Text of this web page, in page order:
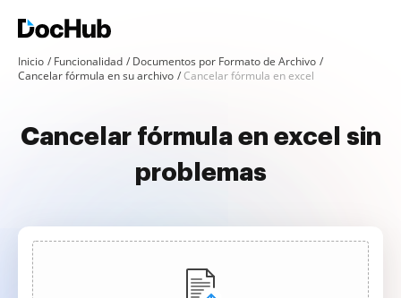
Inicio Funcionalidad
Documentos por Formato de Archivo
Cancelar fórmula en su archivo
Cancelar fórmula en excel
Cancelar fórmula en excel sin
problemas